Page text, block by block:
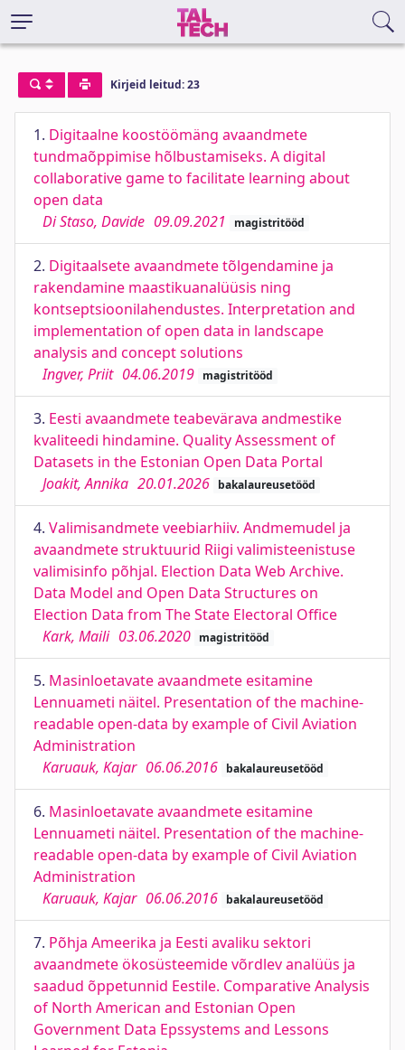
Kirjeid leitud: 23
1. Digitaalne koostöömäng avaandmete
tundmaõppimise hõlbustamiseks. A digital
collaborative game to facilitate learning about
open data
Di Staso, Davide 09.09.2021 magistritööd
2. Digitaalsete avaandmete tõlgendamine ja
rakendamine maastikuanalüüsis ning
kontseptsioonilahendustes. Interpretation and
implementation of open data in landscape
analysis and concept solutions
Ingver, Priit 04.06.2019 magistritööd
3. Eesti avaandmete teabevärava andmestike
kvaliteedi hindamine. Quality Assessment of
Datasets in the Estonian Open Data Portal
Joakit, Annika 20.01.2026 bakalaureusetööd
4. Valimisandmete veebiarhiiv. Andmemudel ja
avaandmete struktuurid Riigi valimisteenistuse
valimisinfo põhjal. Election Data Web Archive.
Data Model and Open Data Structures on
Election Data from The State Electoral Office
Kark, Maili 03.06.2020 magistritööd
5. Masinloetavate avaandmete esitamine
Lennuameti näitel. Presentation of the machine-
readable open-data by example of Civil Aviation
Administration
Karuauk, Kajar 06.06.2016 bakalaureusetööd
6. Masinloetavate avaandmete esitamine
Lennuameti näitel. Presentation of the machine-
readable open-data by example of Civil Aviation
Administration
Karuauk, Kajar 06.06.2016 bakalaureusetööd
7. Põhja Ameerika ja Eesti avaliku sektori
avaandmete ökosüsteemide võrdlev analüüs ja
saadud õppetunnid Eestile. Comparative Analysis
of North American and Estonian Open
Government Data Epssystems and Lessons